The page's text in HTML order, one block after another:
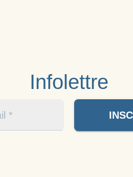
Infolettre